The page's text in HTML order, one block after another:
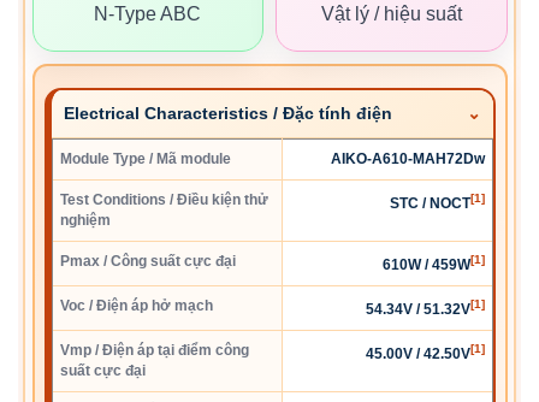
N-Type ABC Vật lý / hiệu suất
Electrical Characteristics / Đặc tính điện
Module Type / Mã module AIKO-A610-MAH72Dw
Test Conditions / Điều kiện thử
nghiệm
STC / NOCT[1]
Pmax / Công suất cực đại 610W / 459W[1]
Voc / Điện áp hở mạch 54.34V / 51.32V[1]
Vmp / Điện áp tại điểm công
suất cực đại
45.00V / 42.50V[1]